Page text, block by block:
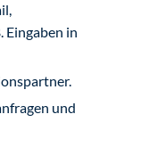
Eingaben in
und